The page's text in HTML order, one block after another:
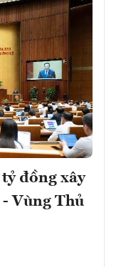
đồng xây
Vùng Thủ